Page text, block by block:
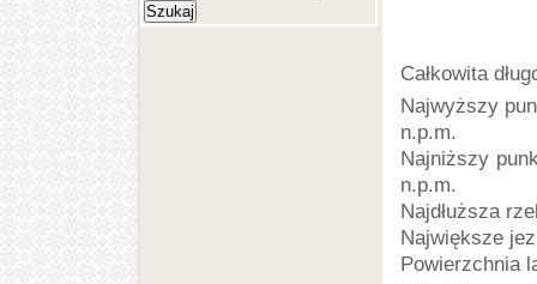
Całkowita
Najwyższy
n.p.m.
Najniższy
n.p.m.
Najdłuższa
Największe
Powierzchnia